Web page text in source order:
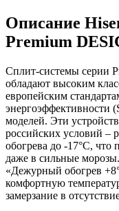
Описание
Premium
Сплит-системы серии
обладают высоким
европейским
энергоэффективности
моделей. Эти
российских условий –
обогрева до -17°С, что
даже в сильные
«Дежурный обогрев
комфортную
замерзание в